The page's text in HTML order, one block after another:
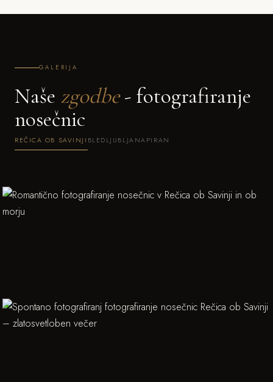
GALERIJA
Naše zgodbe- fotografiranje
nosečnic
REČICA OB SAVINJI BLED LJUBLJANA PIRAN